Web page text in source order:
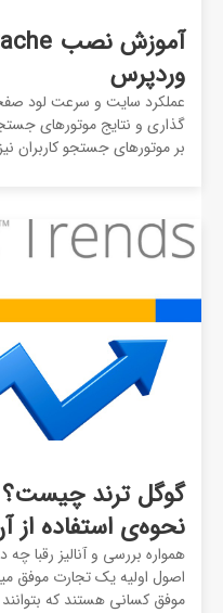
وردپرس
عملکرد سایت و سرعت لود
گذاری و نتایج موتورهای
بر موتورهای جستجو کاربران
گوگل ترند چیست؟
نحوه‌ی استفاده از
همواره بررسی و آنالیز رقبا
اصول اولیه یک تجارت موفق
موفق کسانی هستند که بتوانند